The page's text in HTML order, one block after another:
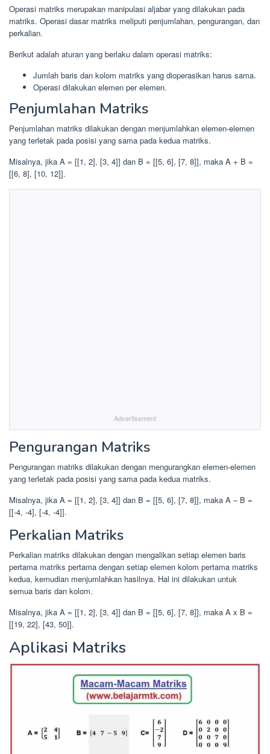
Operasi matriks merupakan manipulasi aljabar yang dilakukan pada
matriks. Operasi dasar matriks meliputi penjumlahan, pengurangan, dan
perkalian.
Berikut adalah aturan yang berlaku dalam operasi matriks:
Jumlah baris dan kolom matriks yang dioperasikan harus sama.
Operasi dilakukan elemen per elemen.
Penjumlahan Matriks
Penjumlahan matriks dilakukan dengan menjumlahkan elemen-elemen
yang terletak pada posisi yang sama pada kedua matriks.
Misalnya, jika A = [[1, 2], [3, 4]] dan B = [[5, 6], [7, 8]], maka A + B =
[[6, 8], [10, 12]].
Advertisement
Pengurangan Matriks
Pengurangan matriks dilakukan dengan mengurangkan elemen-elemen
yang terletak pada posisi yang sama pada kedua matriks.
Misalnya, jika A = [[1, 2], [3, 4]] dan B = [[5, 6], [7, 8]], maka A – B =
[[-4, -4], [-4, -4]].
Perkalian Matriks
Perkalian matriks dilakukan dengan mengalikan setiap elemen baris
pertama matriks pertama dengan setiap elemen kolom pertama matriks
kedua, kemudian menjumlahkan hasilnya. Hal ini dilakukan untuk
semua baris dan kolom.
Misalnya, jika A = [[1, 2], [3, 4]] dan B = [[5, 6], [7, 8]], maka A x B =
[[19, 22], [43, 50]].
Aplikasi Matriks